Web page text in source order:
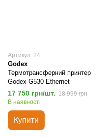
Артикул: 24
Godex
Термотрансферний принтер
Godex G530 Ethernet
17 750 грн/шт. 18 999 грн
В наявності
Купити